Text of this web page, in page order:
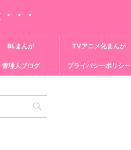
・・
BLまんが TVアニメ化まんが
管理人ブログ プライバシーポリシー